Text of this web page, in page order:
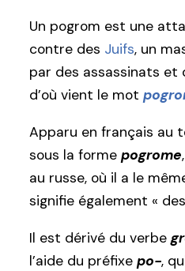
Un pogrom est une
contre des Juifs, un
par des assassinats et
d’où vient le mot
Apparu en français au
sous la forme pogrome
au russe, où il a le
signifie également «
Il est dérivé du verbe
l’aide du préfixe po-,